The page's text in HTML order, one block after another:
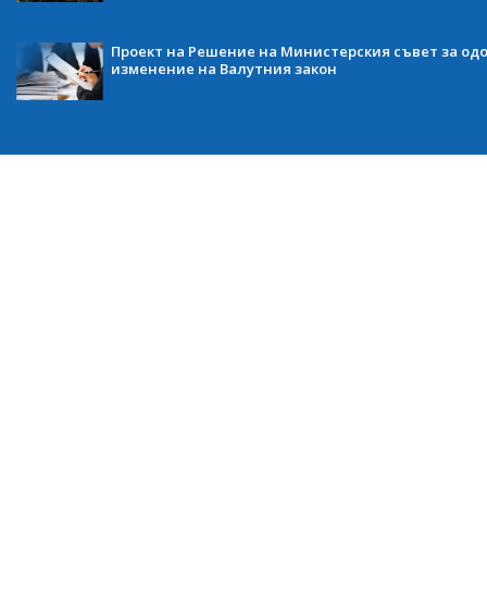
Проект на Решение на Министерския съвет за
изменение на Валутния закон